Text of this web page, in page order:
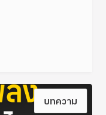
บทความ